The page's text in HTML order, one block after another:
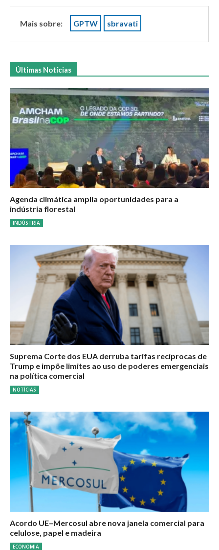
Mais sobre: GPTW sbravati
Últimas Notícias
Agenda climática amplia oportunidades para a
indústria florestal
INDÚSTRIA
Suprema Corte dos EUA derruba tarifas recíprocas de
Trump e impõe limites ao uso de poderes emergenciais
na política comercial
NOTÍCIAS
Acordo UE–Mercosul abre nova janela comercial para
celulose, papel e madeira
ECONOMIA